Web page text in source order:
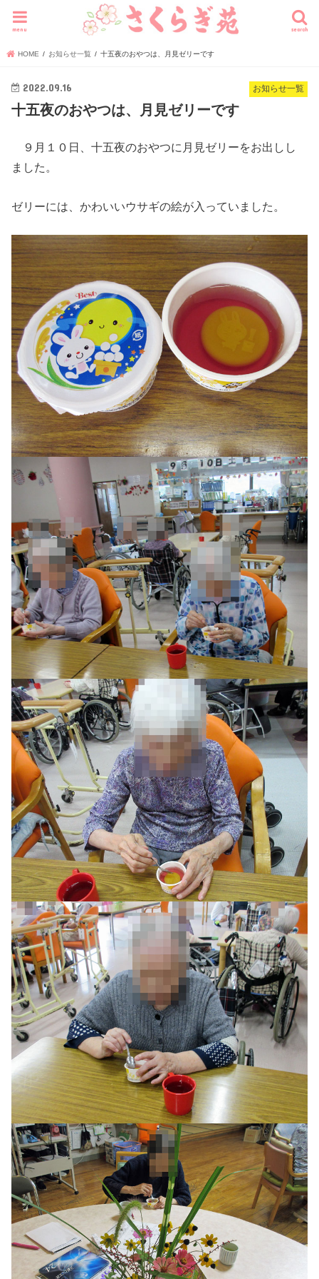
search
menu
HOME お知らせ一覧 十五夜のおやつは、月見ゼリーです
お知らせ一覧
2022.09.16
十五夜のおやつは、月見ゼリーです
９月１０日、十五夜のおやつに月見ゼリーをお出しし
ました。
ゼリーには、かわいいウサギの絵が入っていました。